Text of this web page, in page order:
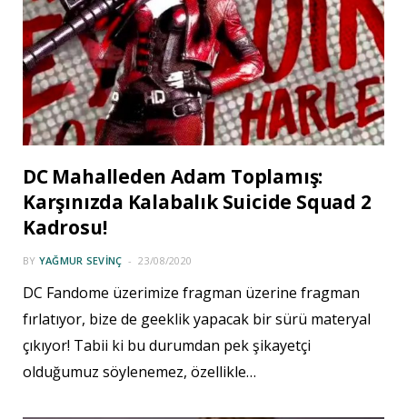
DC Mahalleden Adam Toplamış:
Karşınızda Kalabalık Suicide Squad 2
Kadrosu!
BY YAĞMUR SEVINÇ 23/08/2020
DC Fandome üzerimize fragman üzerine fragman
fırlatıyor, bize de geeklik yapacak bir sürü materyal
çıkıyor! Tabii ki bu durumdan pek şikayetçi
olduğumuz söylenemez, özellikle…